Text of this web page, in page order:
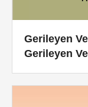
Gerileyen
Gerileyen